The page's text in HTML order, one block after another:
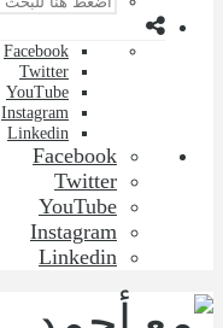
Facebook
Twitter
YouTube
Instagram
Linkedin
Facebook
Twitter
YouTube
Instagram
Linkedin